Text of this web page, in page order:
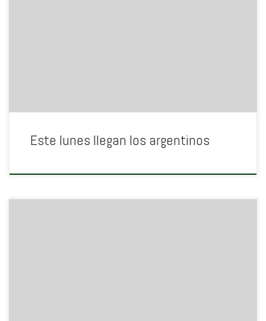
Este lunes llegan los argentinos